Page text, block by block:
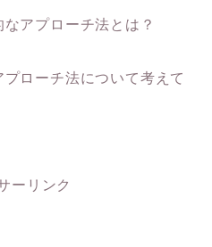
アプローチ法とは？
ローチ法について考えて
ーリンク